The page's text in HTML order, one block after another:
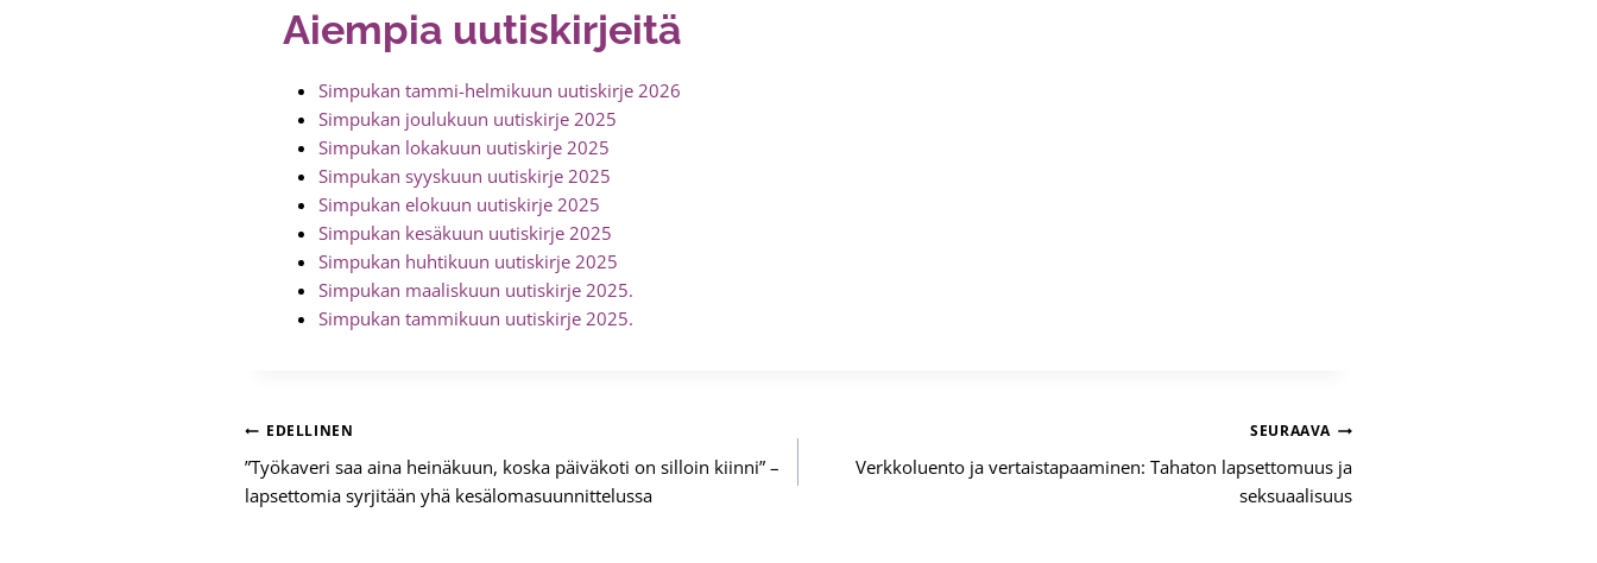
Aiempia uutiskirjeitä
Simpukan tammi-helmikuun uutiskirje 2026
Simpukan joulukuun uutiskirje 2025
Simpukan lokakuun uutiskirje 2025
Simpukan syyskuun uutiskirje 2025
Simpukan elokuun uutiskirje 2025
Simpukan kesäkuun uutiskirje 2025
Simpukan huhtikuun uutiskirje 2025
Simpukan maaliskuun uutiskirje 2025.
Simpukan tammikuun uutiskirje 2025.
Artikkelien
selaus
EDELLINEN
”Työkaveri saa aina heinäkuun, koska päiväkoti on silloin kiinni” –
lapsettomia syrjitään yhä kesälomasuunnittelussa
SEURAAVA
Verkkoluento ja vertaistapaaminen: Tahaton lapsettomuus ja
seksuaalisuus